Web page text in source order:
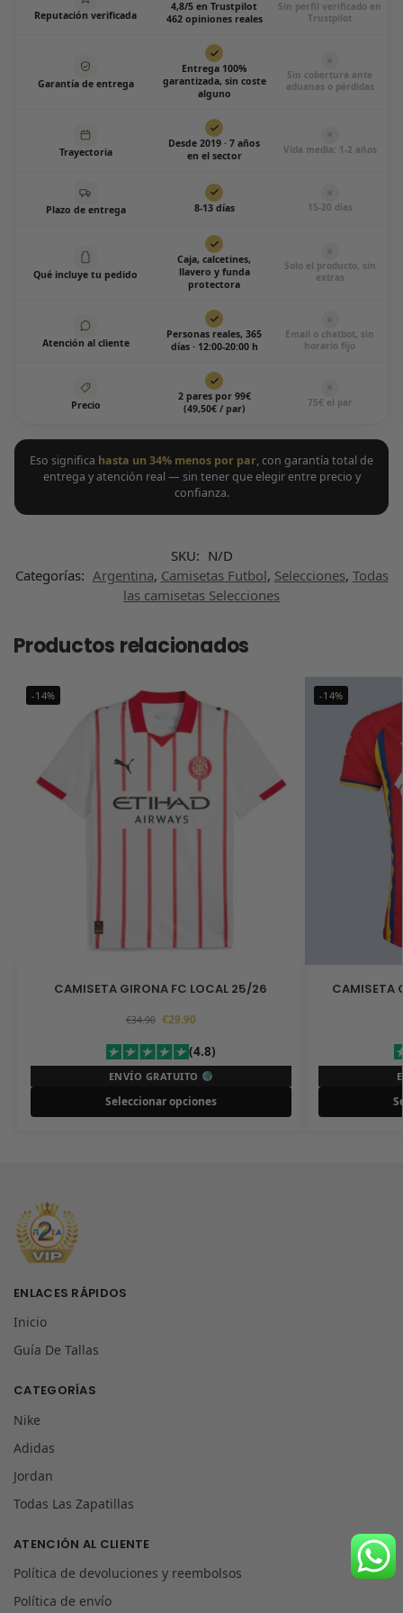
Reputación verificada
4,8/5 en Trustpilot
462 opiniones reales
Sin perfil verificado en
Trustpilot
Garantía de entrega
Entrega 100%
garantizada, sin coste
alguno
Sin cobertura ante
aduanas o pérdidas
Trayectoria
Desde 2019 · 7 años
en el sector
Vida media: 1-2 años
Plazo de entrega 8-13 días 15-20 días
Qué incluye tu pedido
Caja, calcetines,
llavero y funda
protectora
Solo el producto, sin
extras
Atención al cliente
Personas reales, 365
días · 12:00-20:00 h
Email o chatbot, sin
horario fijo
Precio
2 pares por 99€
(49,50€ / par)
75€ el par
Eso significa hasta un 34% menos por par, con garantía total de
entrega y atención real — sin tener que elegir entre precio y
confianza.
SKU: N/D
Categorías: Argentina, Camisetas Futbol, Selecciones, Todas
las camisetas Selecciones
Productos relacionados
-14%
CAMISETA GIRONA FC LOCAL 25/26
€34.90 €29.90
(4.8)
ENVÍO GRATUITO
Seleccionar opciones
-14%
CAMISETA
ENLACES RÁPIDOS
Inicio
Guía De Tallas
CATEGORÍAS
Nike
Adidas
Jordan
Todas Las Zapatillas
ATENCIÓN AL CLIENTE
Política de devoluciones y reembolsos
Política de envío